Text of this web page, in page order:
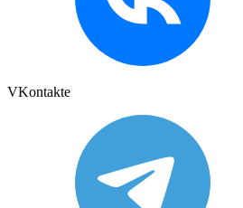
VKontakte